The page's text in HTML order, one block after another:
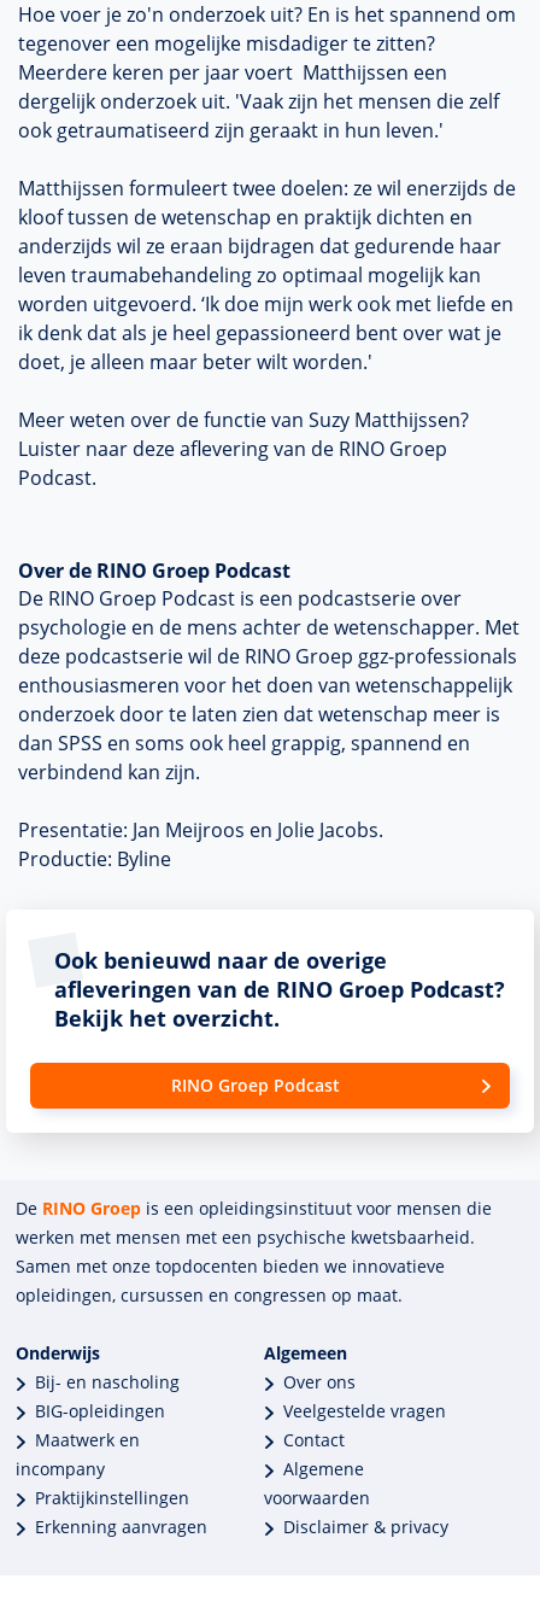
Hoe voer je zo'n onderzoek uit? En is het spannend om
tegenover een mogelijke misdadiger te zitten?
Meerdere keren per jaar voert Matthijssen een
dergelijk onderzoek uit. 'Vaak zijn het mensen die zelf
ook getraumatiseerd zijn geraakt in hun leven.'
Matthijssen formuleert twee doelen: ze wil enerzijds de
kloof tussen de wetenschap en praktijk dichten en
anderzijds wil ze eraan bijdragen dat gedurende haar
leven traumabehandeling zo optimaal mogelijk kan
worden uitgevoerd. ‘Ik doe mijn werk ook met liefde en
ik denk dat als je heel gepassioneerd bent over wat je
doet, je alleen maar beter wilt worden.'
Meer weten over de functie van Suzy Matthijssen?
Luister naar deze aflevering van de RINO Groep
Podcast.
Over de RINO Groep Podcast
De RINO Groep Podcast is een podcastserie over
psychologie en de mens achter de wetenschapper. Met
deze podcastserie wil de RINO Groep ggz-professionals
enthousiasmeren voor het doen van wetenschappelijk
onderzoek door te laten zien dat wetenschap meer is
dan SPSS en soms ook heel grappig, spannend en
verbindend kan zijn.
Presentatie: Jan Meijroos en Jolie Jacobs.
Productie: Byline
Ook benieuwd naar de overige
afleveringen van de RINO Groep Podcast?
Bekijk het overzicht.
RINO Groep Podcast
De RINO Groep is een opleidings­insti­tuut voor mensen die
werken met mensen met een psychische kwets­baar­heid.
Samen met onze top­docenten bieden we innova­tieve
opleidingen, cursussen en congres­sen op maat.
Onderwijs
Bij- en nascholing
BIG-opleidingen
Maatwerk en
incompany
Praktijkinstellingen
Erkenning aanvragen
Algemeen
Over ons
Veelgestelde vragen
Contact
Algemene
voorwaarden
Disclaimer & privacy